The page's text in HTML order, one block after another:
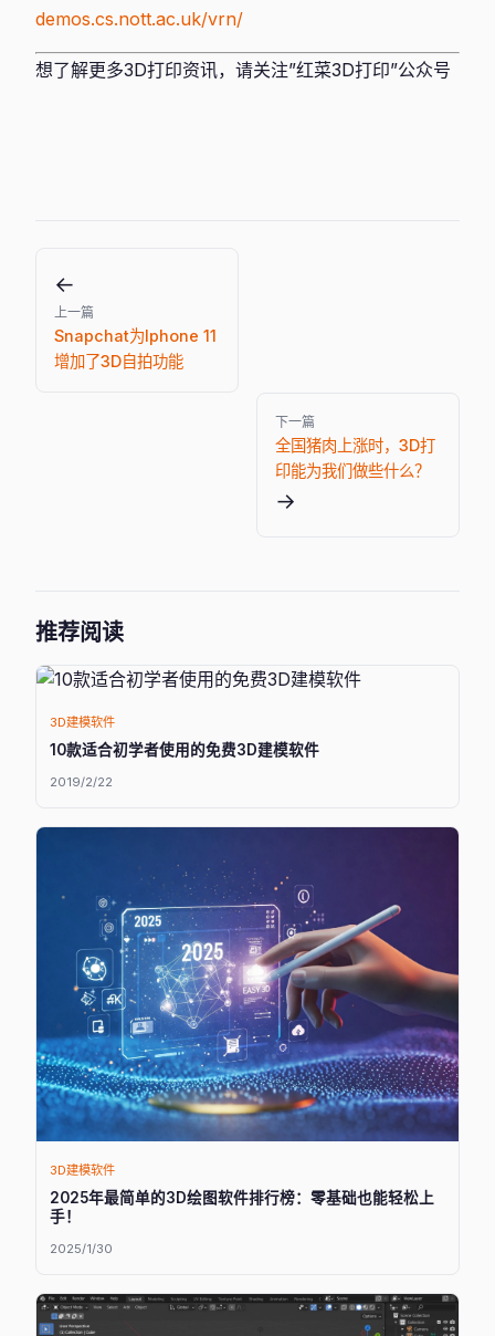
demos.cs.nott.ac.uk/vrn/
想了解更多3D打印资讯，请关注”红菜3D打印”公众号
←
上一篇
Snapchat为Iphone 11
增加了3D自拍功能
下一篇
全国猪肉上涨时，3D打
印能为我们做些什么？
→
推荐阅读
3D建模软件
10款适合初学者使用的免费3D建模软件
2019/2/22
3D建模软件
2025年最简单的3D绘图软件排行榜：零基础也能轻松上
手！
2025/1/30